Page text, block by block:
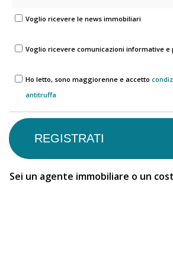
Voglio ricevere le news immobiliari
Voglio ricevere comunicazioni informative e
Ho letto, sono maggiorenne e accetto
antitruffa
Sei un agente immobiliare o un